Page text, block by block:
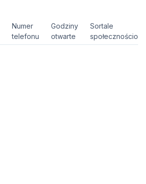
Numer
telefonu
Godziny
otwarte
Sortale